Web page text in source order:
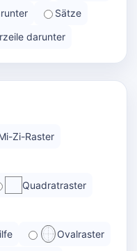
Sätze
darunter
Zi-Raster
Quadratraster
Ovalraster